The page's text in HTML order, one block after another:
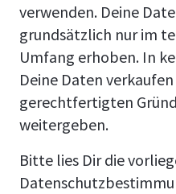
verwenden. Deine
grundsätzlich nur im
Umfang erhoben. In
Deine Daten
gerechtfertigten
weitergeben.
Bitte lies Dir die